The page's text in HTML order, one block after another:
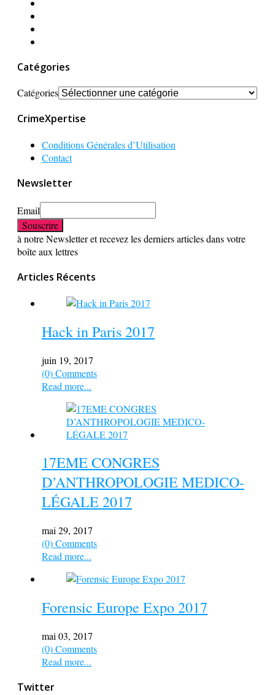
Catégories
Catégories
CrimeXpertise
Conditions Générales d’Utilisation
Contact
Newsletter
Email
à notre Newsletter et recevez les derniers articles dans votre
boîte aux lettres
Articles Récents
Hack in Paris 2017
juin 19, 2017
(0) Comments
Read more...
17EME CONGRES
D’ANTHROPOLOGIE MEDICO-
LÉGALE 2017
mai 29, 2017
(0) Comments
Read more...
Forensic Europe Expo 2017
mai 03, 2017
(0) Comments
Read more...
Twitter